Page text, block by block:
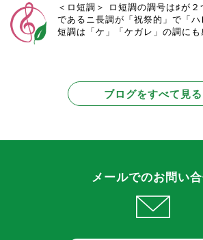
＜ロ短調＞ ロ短調の調号は♯が
であるニ長調が「祝祭的」で「
短調は「ケ」「ケガレ」の調に
ブログをすべて見る
メールでのお問い